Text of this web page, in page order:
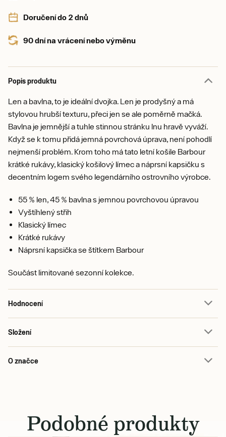
Doručení do 2 dnů
90 dní na vrácení nebo výměnu
Popis produktu
Len a bavlna, to je ideální dvojka. Len je prodyšný a má
stylovou hrubší texturu, přeci jen se ale poměrně mačká.
Bavlna je jemnější a tuhle stinnou stránku lnu hravě vyváží.
Když se k tomu přidá jemná povrchová úprava, není pohodlí
nejmenší problém. Krom toho má tato letní košile Barbour
krátké rukávy, klasický košilový límec a náprsní kapsičku s
decentním logem svého legendárního ostrovního výrobce.
55 % len, 45 % bavlna s jemnou povrchovou úpravou
Vyštíhlený střih
Klasický límec
Krátké rukávy
Náprsní kapsička se štítkem Barbour
Součást limitované sezonní kolekce.
Hodnocení
Složení
O značce
Podobné produkty